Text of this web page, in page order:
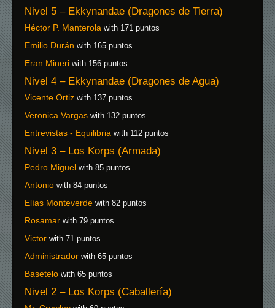
Nivel 5 – Ekkynandae (Dragones de Tierra)
Héctor P. Manterola with 171 puntos
Emilio Durán with 165 puntos
Eran Mineri with 156 puntos
Nivel 4 – Ekkynandae (Dragones de Agua)
Vicente Ortiz with 137 puntos
Veronica Vargas with 132 puntos
Entrevistas - Equilibria with 112 puntos
Nivel 3 – Los Korps (Armada)
Pedro Miguel with 85 puntos
Antonio with 84 puntos
Elías Monteverde with 82 puntos
Rosamar with 79 puntos
Victor with 71 puntos
Administrador with 65 puntos
Basetelo with 65 puntos
Nivel 2 – Los Korps (Caballería)